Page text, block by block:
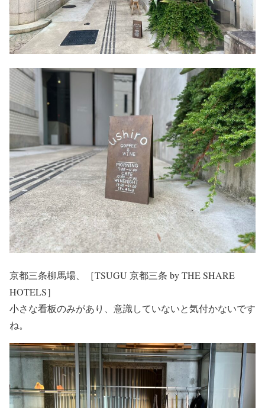
京都三条柳馬場、［TSUGU 京都三条 by THE SHARE
HOTELS］
小さな看板のみがあり、意識していないと気付かないです
ね。